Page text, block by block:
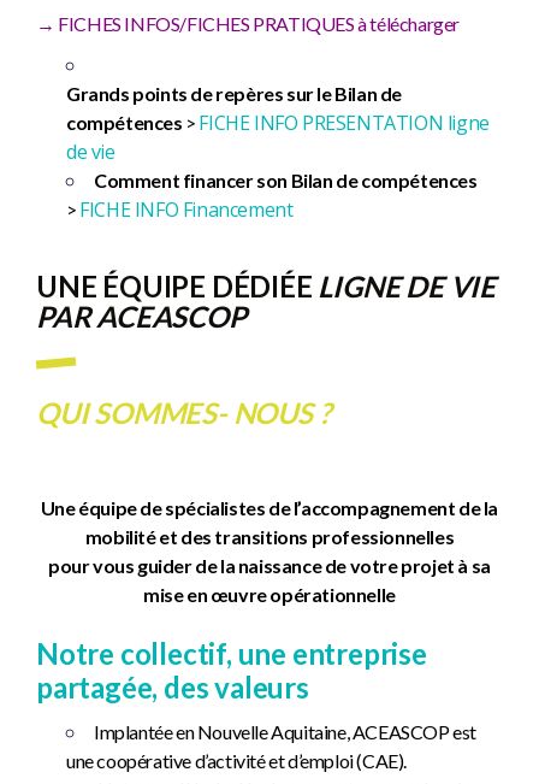
→ FICHES INFOS/FICHES PRATIQUES à télécharger
Grands points de repères sur le Bilan de
compétences > FICHE INFO PRESENTATION ligne
de vie
Comment financer son Bilan de compétences
> FICHE INFO Financement
UNE ÉQUIPE DÉDIÉE LIGNE DE VIE
PAR ACEASCOP
QUI SOMMES- NOUS ?
Une équipe de spécialistes de l’accompagnement de la
mobilité et des transitions professionnelles
pour vous guider de la naissance de votre projet à sa
mise en œuvre opérationnelle
Notre collectif, une entreprise
partagée, des valeurs
Implantée en Nouvelle Aquitaine, ACEASCOP est
une coopérative d’activité et d’emploi (CAE).